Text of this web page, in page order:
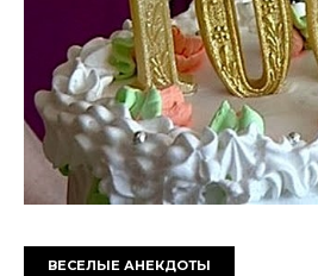
ВЕСЕЛЫЕ АНЕКДОТЫ